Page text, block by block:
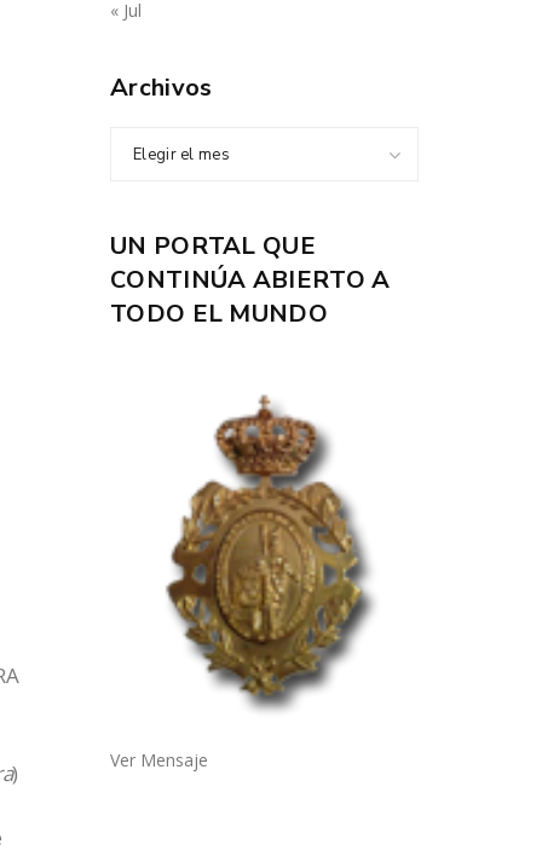
)
« Jul
Archivos
Elegir el mes
UN PORTAL QUE
CONTINÚA ABIERTO A
TODO EL MUNDO
Ver Mensaje